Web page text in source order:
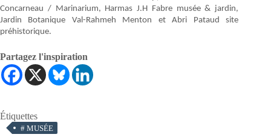
Concarneau / Marinarium, Harmas J.H Fabre musée & jardin,
Jardin Botanique Val-Rahmeh Menton et Abri Pataud site
préhistorique.
Partagez l'inspiration
Étiquettes
# MUSÉE